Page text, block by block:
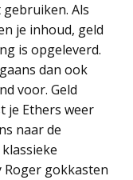
Als
je inhoud, geld
is opgeleverd.
dan ook
voor. Geld
je Ethers weer
naar de
Roger gokkasten